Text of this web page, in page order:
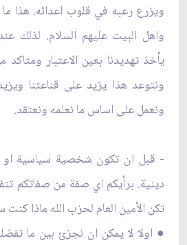
ويزرع رعبه في قلوب اعدائه. هذا
واهل البيت عليهم السلام. لذلك
يأخذ تهديدنا بعين الاعتبار ومتاكد
ونتوعد هذا يزيد على قناعتنا
ونعمل على اساس ما نعلمه ونعتقد.
- قبل ان تكون شخصية سياسية
دينية. برأيكم اي صفة من صفاتكم
تكن الأمين العام لحزب الله ماذا
● اولا لا يمكن ان نجزئ بين ما